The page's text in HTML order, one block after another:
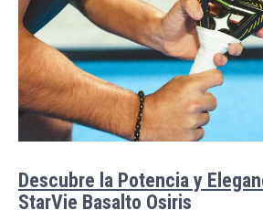
Descubre la Potencia y
StarVie Basalto Osiris